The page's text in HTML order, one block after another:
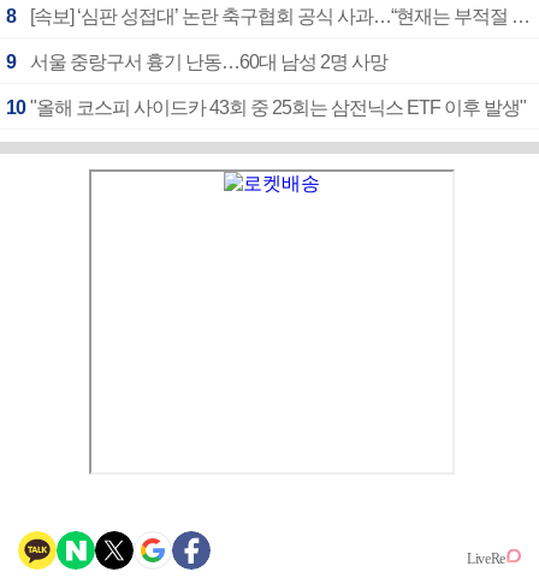
8 [속보] ‘심판 성접대’ 논란 축구협회 공식 사과…“현재는 부적절 행위 없어”
9 서울 중랑구서 흉기 난동…60대 남성 2명 사망
10 "올해 코스피 사이드카 43회 중 25회는 삼전닉스 ETF 이후 발생"